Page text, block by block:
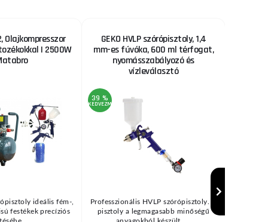
Olajkompresszor
| 2500W
ideális fém-,
festékek precíziós
GEKO HVLP szórópisztoly, 1,4
mm-es fúvóka, 600 ml térfogat,
nyomásszabályozó és
vízleválasztó
39 %
KEDVEZMÉNY
Professzionális HVLP szórópisztoly. A
pisztoly a legmagasabb minőségű